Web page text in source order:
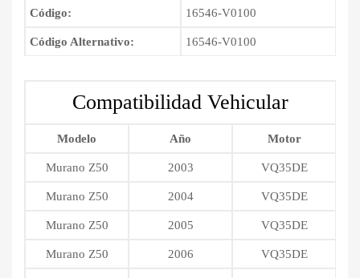
Código: 16546-V0100
Código Alternativo: 16546-V0100
Compatibilidad Vehicular
Modelo Año Motor
Murano Z50 2003 VQ35DE
Murano Z50 2004 VQ35DE
Murano Z50 2005 VQ35DE
Murano Z50 2006 VQ35DE